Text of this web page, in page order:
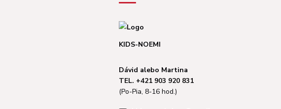
KIDS-NOEMI
Dávid alebo Martina
TEL. +421 903 920 831
(Po-Pia, 8-16 hod.)